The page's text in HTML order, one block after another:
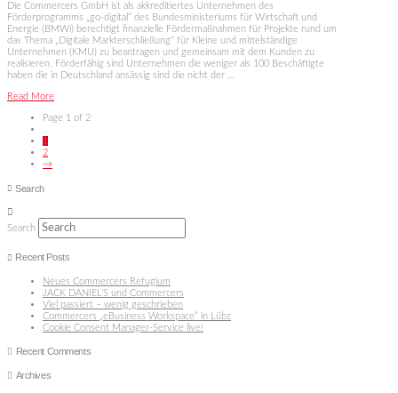
Die Commercers GmbH ist als akkreditiertes Unternehmen des
Förderprogramms „go-digital“ des Bundesministeriums für Wirtschaft und
Energie (BMWi) berechtigt finanzielle Fördermaßnahmen für Projekte rund um
das Thema „Digitale Markterschließung“ für Kleine und mittelständige
Unternehmen (KMU) zu beantragen und gemeinsam mit dem Kunden zu
realisieren. Förderfähig sind Unternehmen die weniger als 100 Beschäftigte
haben die in Deutschland ansässig sind die nicht der …
Read More
Page 1 of 2
1
2
→
Search
Search
Recent Posts
Neues Commercers Refugium
JACK DANIEL’S und Commercers
Viel passiert – wenig geschrieben
Commercers „eBusiness Workspace“ in Lübz
Cookie Consent Manager-Service live!
Recent Comments
Archives